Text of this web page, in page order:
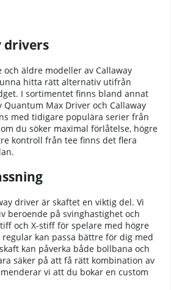
drivers
äldre modeller av Callaway
hitta rätt alternativ utifrån
I sortimentet finns bland annat
Quantum Max Driver och Callaway
med tidigare populära serier från
du söker maximal förlåtelse, högre
kontroll från tee finns det flera
driver är skaftet en viktig del. Vi
beroende på svinghastighet och
och X-stiff för spelare med högre
kan passa bättre för dig med
kan påverka både bollbana och
säker på att få rätt kombination av
vi att du bokar en custom